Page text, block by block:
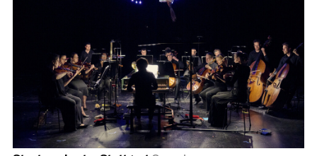
Foyer Nord
Guten Morgen, Schnee!